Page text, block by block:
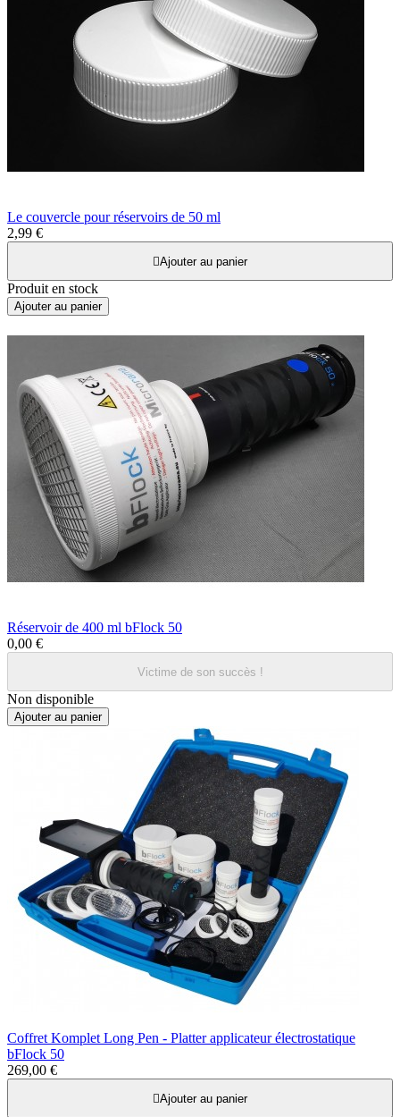
Le couvercle pour réservoirs de 50 ml
2,99 €
Ajouter au panier
Produit en stock
Ajouter au panier
Réservoir de 400 ml bFlock 50
0,00 €
Victime de son succès !
Non disponible
Ajouter au panier
Coffret Komplet Long Pen - Platter applicateur électrostatique
bFlock 50
269,00 €
Ajouter au panier